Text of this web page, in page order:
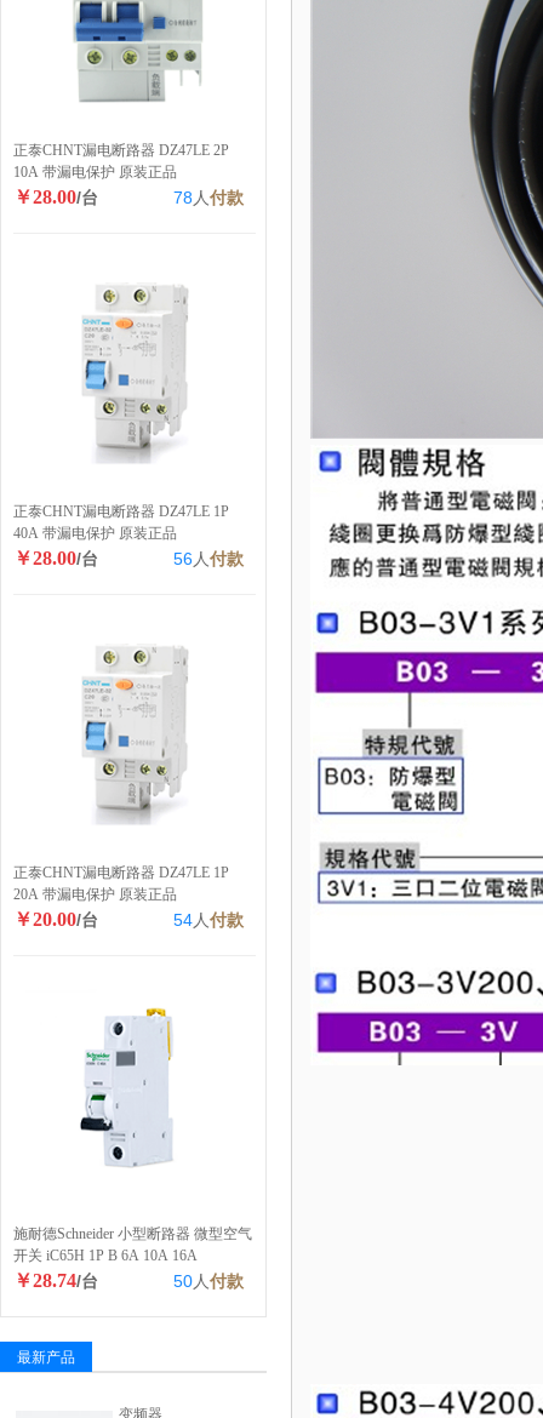
正泰CHNT漏电断路器 DZ47LE 2P
10A 带漏电保护 原装正品
￥28.00/台 78 人付款
正泰CHNT漏电断路器 DZ47LE 1P
40A 带漏电保护 原装正品
￥28.00/台 56人付款
正泰CHNT漏电断路器 DZ47LE 1P
20A 带漏电保护 原装正品
￥20.00/台 54人付款
施耐德Schneider 小型断路器 微型空气
开关 iC65H 1P B 6A 10A 16A
￥28.74/台 50人付款
最新产品
变频器